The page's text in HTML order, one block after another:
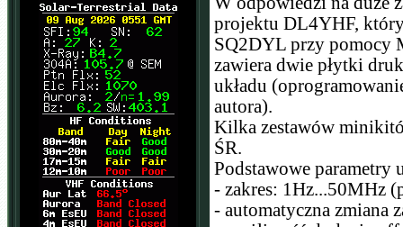
projektu DL4YHF,
SQ2DYL przy pomocy
zawiera dwie płytki
układu
autora).
Kilka zestawów
ŚR.
Podstawowe parametry
- zakres: 1Hz...50MHz
- automatyczna zmiana